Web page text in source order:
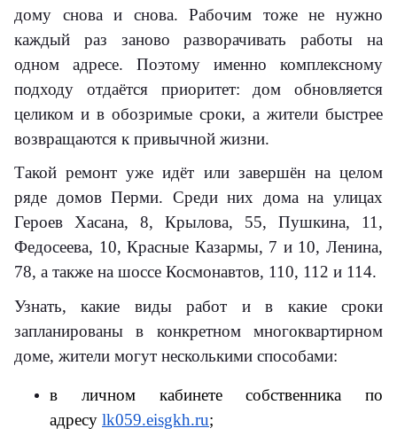
дому снова и снова. Рабочим тоже не нужно
каждый раз заново разворачивать работы на
одном адресе. Поэтому именно комплексному
подходу отдаётся приоритет: дом обновляется
целиком и в обозримые сроки, а жители быстрее
возвращаются к привычной жизни.
Такой ремонт уже идёт или завершён на целом
ряде домов Перми. Среди них дома на улицах
Героев Хасана, 8, Крылова, 55, Пушкина, 11,
Федосеева, 10, Красные Казармы, 7 и 10, Ленина,
78, а также на шоссе Космонавтов, 110, 112 и 114.
Узнать, какие виды работ и в какие сроки
запланированы в конкретном многоквартирном
доме, жители могут несколькими способами:
в личном кабинете собственника по
адресу lk059.eisgkh.ru;